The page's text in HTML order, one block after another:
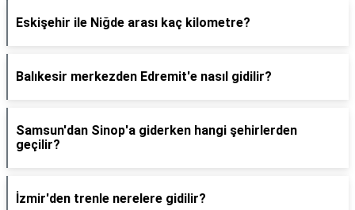
Eskişehir ile Niğde arası kaç kilometre?
Balıkesir merkezden Edremit'e nasıl gidilir?
Samsun'dan Sinop'a giderken hangi şehirlerden
geçilir?
İzmir'den trenle nerelere gidilir?